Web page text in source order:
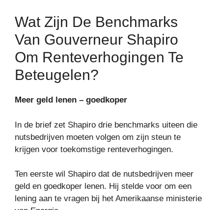
Wat Zijn De Benchmarks
Van Gouverneur Shapiro
Om Renteverhogingen Te
Beteugelen?
Meer geld lenen – goedkoper
In de brief zet Shapiro drie benchmarks uiteen die
nutsbedrijven moeten volgen om zijn steun te
krijgen voor toekomstige renteverhogingen.
Ten eerste wil Shapiro dat de nutsbedrijven meer
geld en goedkoper lenen. Hij stelde voor om een ​​
lening aan te vragen bij het Amerikaanse ministerie